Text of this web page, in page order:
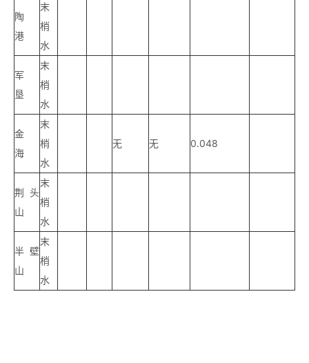
陶
港
末
梢
水
军
垦
末
梢
水
金
海
末
梢
水
无 无 0.048
荆头
山
末
梢
水
半壁
山
末
梢
水